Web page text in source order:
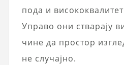
пода и
Управо они стварају
чине да простор
не случајно.